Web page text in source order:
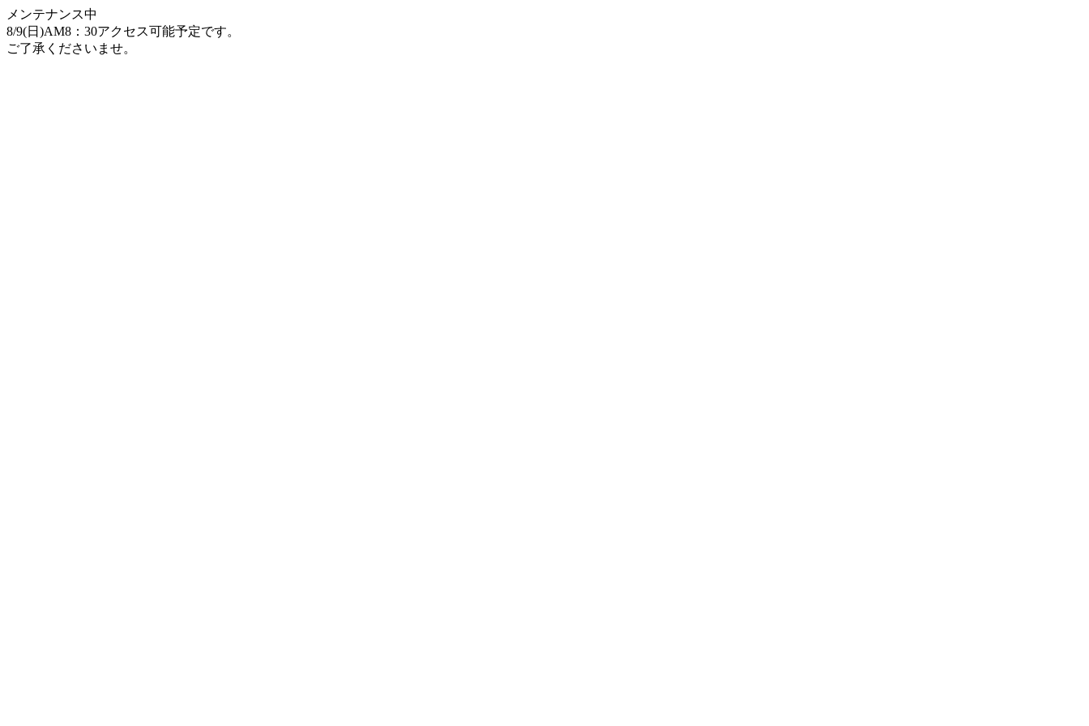
メンテナンス中
8/9(日)AM8：30アクセス可能予定です。
ご了承くださいませ。